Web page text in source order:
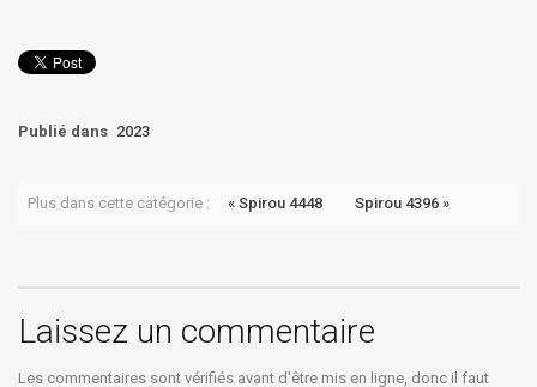
Publié dans 2023
Plus dans cette catégorie : « Spirou 4448 Spirou 4396 »
Laissez un commentaire
Les commentaires sont vérifiés avant d'être mis en ligne, donc il faut